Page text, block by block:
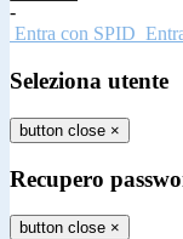
-
Entra con SPID
Seleziona utente
button close ×
Recupero
button close ×